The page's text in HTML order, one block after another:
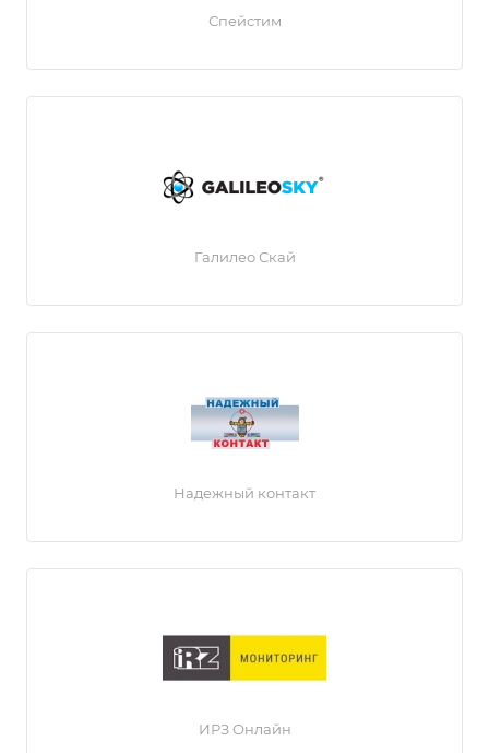
Спейстим
Галилео Скай
Надежный контакт
ИРЗ Онлайн